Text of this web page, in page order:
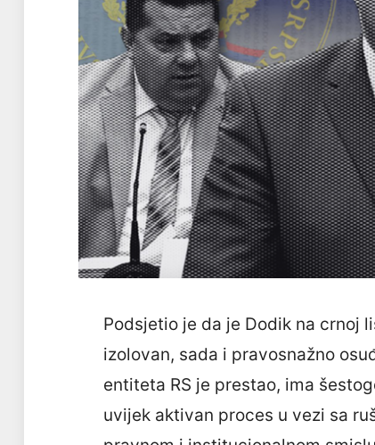
Podsjetio je da je Dodik na crnoj
izolovan, sada i pravosnažno
entiteta RS je prestao, ima
uvijek aktivan proces u vezi sa